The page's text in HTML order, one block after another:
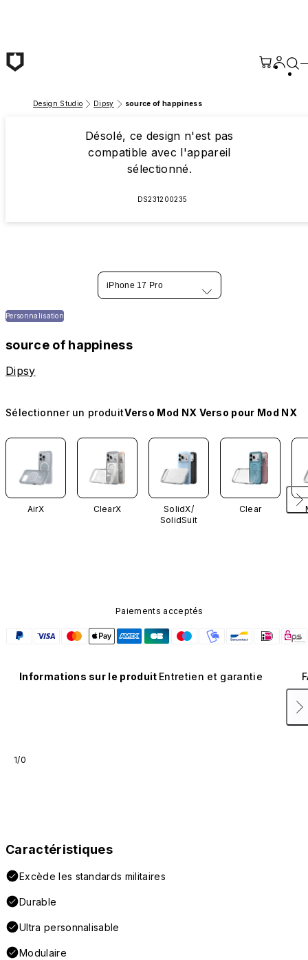
Design Studio Dipsy source of happiness
Désolé, ce design n'est pas
compatible avec l'appareil
sélectionné.
DS231200235
iPhone 17 Pro
Personnalisation
source of happiness
Dipsy
Sélectionner un produitVerso Mod NX Verso pour Mod NX
AirX ClearX
SolidX/
SolidSuit
Clear
Paiements acceptés
Informations sur le produit Entretien et garantie
1/0
Caractéristiques
Excède les standards militaires
Durable
Ultra personnalisable
Modulaire